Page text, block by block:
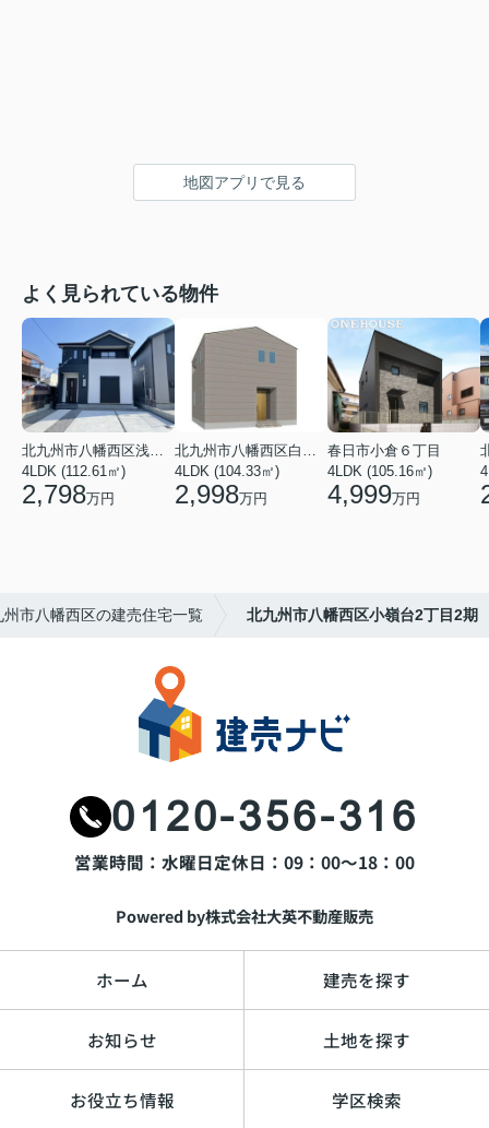
地図アプリで見る
よく見られている物件
北九州市八幡西区浅川台３丁目
4LDK (112.61㎡)
2,798万円
北九州市八幡西区白岩町
4LDK (104.33㎡)
2,998万円
春日市小倉６丁目
4LDK (105.16㎡)
4,999万円
州市八幡西区の建売住宅一覧 北九州市八幡西区小嶺台2丁目2期
0120-356-316
営業時間：水曜日定休日：09：00～18：00
Powered by株式会社大英不動産販売
ホーム 建売を探す
お知らせ 土地を探す
お役立ち情報 学区検索